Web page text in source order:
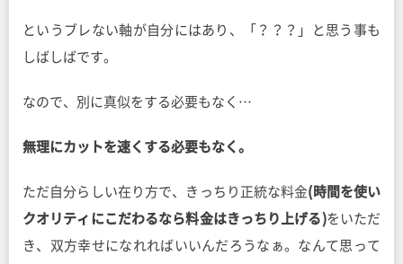
というブレない軸が自分にはあり、「？？？」と思う事も
しばしばです。
なので、別に真似をする必要もなく…
無理にカットを速くする必要もなく。
ただ自分らしい在り方で、きっちり正統な料金(時間を使い
クオリティにこだわるなら料金はきっちり上げる)をいただ
き、双方幸せになれればいいんだろうなぁ。なんて思って